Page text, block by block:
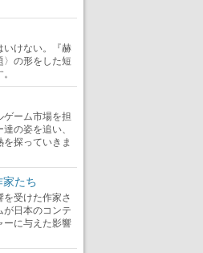
いけない。『赫
の形をした短
ゲーム市場を担
の姿を追い、
探っていきま
たち
受けた作家さ
が日本のコンテ
ーに与えた影響